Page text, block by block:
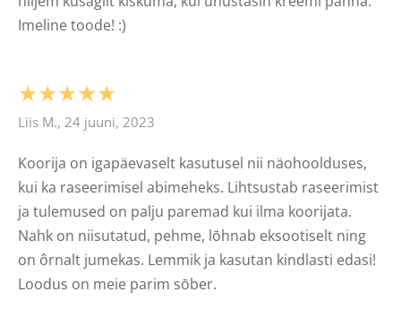
Imeline toode! :)
★★★★★
Liis M., 24 juuni, 2023
Koorija on igapäevaselt kasutusel nii näohoolduses,
kui ka raseerimisel abimeheks. Lihtsustab raseerimist
ja tulemused on palju paremad kui ilma koorijata.
Nahk on niisutatud, pehme, lōhnab eksootiselt ning
on ôrnalt jumekas. Lemmik ja kasutan kindlasti edasi!
Loodus on meie parim sōber.